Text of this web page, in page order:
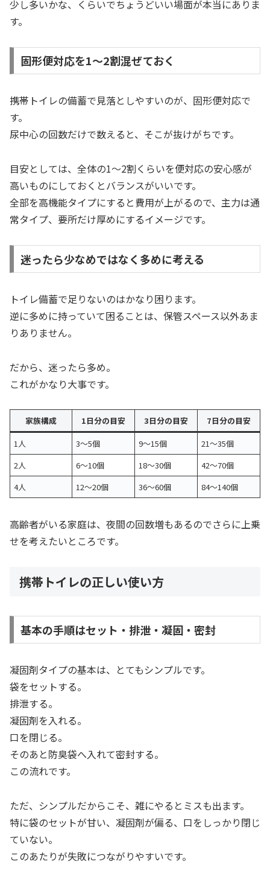
少し多いかな、くらいでちょうどいい場面が本当にありま
す。
固形便対応を1〜2割混ぜておく
携帯トイレの備蓄で見落としやすいのが、固形便対応で
す。
尿中心の回数だけで数えると、そこが抜けがちです。
目安としては、全体の1〜2割くらいを便対応の安心感が
高いものにしておくとバランスがいいです。
全部を高機能タイプにすると費用が上がるので、主力は通
常タイプ、要所だけ厚めにするイメージです。
迷ったら少なめではなく多めに考える
トイレ備蓄で足りないのはかなり困ります。
逆に多めに持っていて困ることは、保管スペース以外あま
りありません。
だから、迷ったら多め。
これがかなり大事です。
家族構成 1日分の目安 3日分の目安
7日分の目安
1人
3〜5個 9〜15個
21〜35個
2人
6〜10個 18〜30個
42〜70個
4人
12〜20個 36〜60個 84〜140個
高齢者がいる家庭は、夜間の回数増もあるのでさらに上乗
せを考えたいところです。
携帯トイレの正しい使い方
基本の手順はセット・排泄・凝固・密封
凝固剤タイプの基本は、とてもシンプルです。
袋をセットする。
排泄する。
凝固剤を入れる。
口を閉じる。
そのあと防臭袋へ入れて密封する。
この流れです。
ただ、シンプルだからこそ、雑にやるとミスも出ます。
特に袋のセットが甘い、凝固剤が偏る、口をしっかり閉じ
ていない。
このあたりが失敗につながりやすいです。